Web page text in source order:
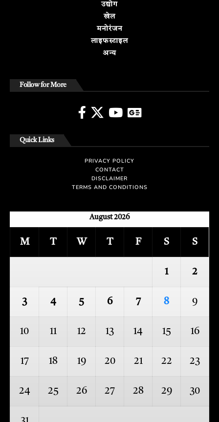
उद्योग
खेल
मनोरंजन
लाइफस्टाइल
अन्य
Follow for More
Quick Links
PRIVACY POLICY
CONTACT
DISCLAIMER
TERMS AND CONDITIONS
August 2026
M T W T F S S
1 2
3 4 5 6 7 8 9
10 11 12 13 14 15 16
17 18 19 20 21 22 23
24 25 26 27 28 29 30